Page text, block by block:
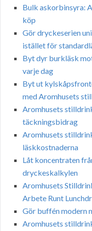
Bulk askorbinsyra:
köp
Gör dryckeserien
istället för
Byt dyr burkläsk
varje dag
Byt ut
med Aromhusets
Aromhusets
täckningsbidrag
Aromhusets
läskkostnaderna
Låt koncentraten
dryckeskalkylen
Aromhusets
Arbete Runt
Gör buffén modern
Aromhusets